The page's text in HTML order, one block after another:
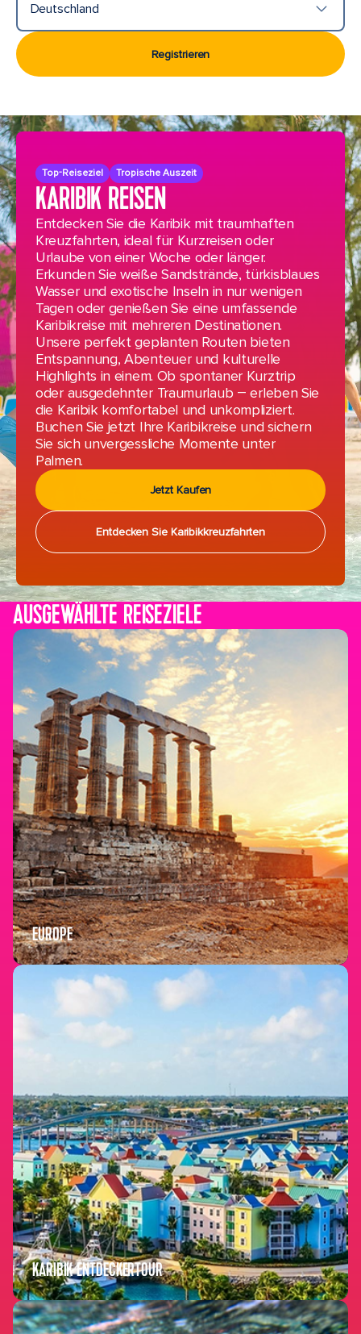
Land/Ort
Deutschland
Registrieren
Top-Reiseziel Tropische Auszeit
KARIBIK REISEN
Entdecken Sie die Karibik mit traumhaften
Kreuzfahrten, ideal für Kurzreisen oder
Urlaube von einer Woche oder länger.
Erkunden Sie weiße Sandstrände, türkisblaues
Wasser und exotische Inseln in nur wenigen
Tagen oder genießen Sie eine umfassende
Karibikreise mit mehreren Destinationen.
Unsere perfekt geplanten Routen bieten
Entspannung, Abenteuer und kulturelle
Highlights in einem. Ob spontaner Kurztrip
oder ausgedehnter Traumurlaub – erleben Sie
die Karibik komfortabel und unkompliziert.
Buchen Sie jetzt Ihre Karibikreise und sichern
Sie sich unvergessliche Momente unter
Palmen.
Jetzt Kaufen
Entdecken Sie Karibikkreuzfahrten
AUSGEWÄHLTE REISEZIELE
EUROPE
KARIBIK ENTDECKERTOUR